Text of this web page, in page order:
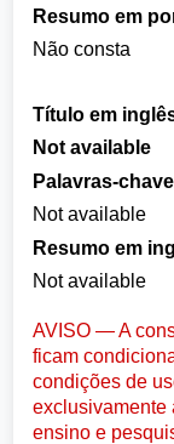
Resumo em
Não consta
Título em
Not available
Palavras-
Not available
Resumo em
Not available
AVISO — A
ficam
condições de
exclusivamente
ensino e